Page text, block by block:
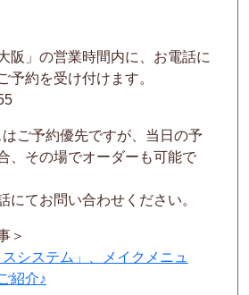
阪」の営業時間内に、お電話に
予約を受け付けます。
ご予約優先ですが、当日の予
、その場でオーダーも可能で
てお問い合わせください。
＞
システム」、メイクメニュ
紹介♪